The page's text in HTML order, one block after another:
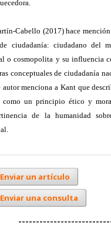
Enviar un artículo
Enviar una consulta